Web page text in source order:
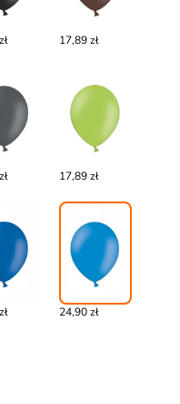
17,89 zł
17,89 zł
24,90 zł